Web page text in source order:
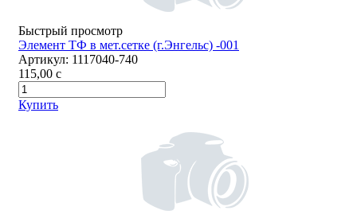
Быстрый просмотр
Элемент ТФ в мет.сетке (г.Энгельс) -001
Артикул: 1117040-740
115,00 c
Купить